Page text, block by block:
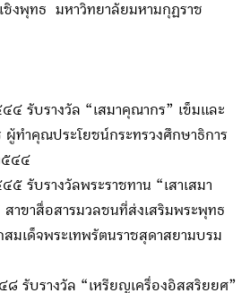
ชิงพุทธ มหาวิทยาลัยมหามกุฏราช
รับรางวัล “เสมาคุณากร” เข็มและ
ผู้ทำคุณประโยชน์กระทรวงศึกษาธิการ
๕๔๔
รับรางวัลพระราชทาน “เสาเสมา
สาขาสื่อสารมวลชนที่ส่งเสริมพระพุทธ
สมเด็จพระเทพรัตนราชสุดาสยามบรม
รับรางวัล “เหรียญเครื่องอิสสริยยศ”